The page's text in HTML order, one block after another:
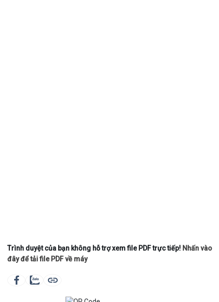
Trình duyệt của bạn không hỗ trợ xem file PDF trực tiếp! Nhấn vào
đây để tải file PDF về máy